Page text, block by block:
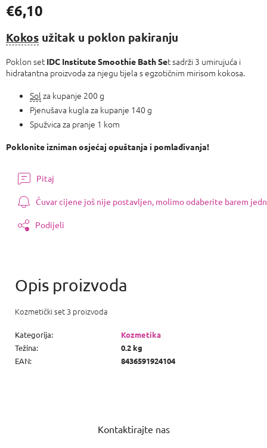
€6,10
Izmjeri
cijenu:
Kokos užitak u poklon pakiranju
Poklon set IDC Institute Smoothie Bath Set sadrži 3 umirujuća i
hidratantna proizvoda za njegu tijela s egzotičnim mirisom kokosa.
Sol za kupanje 200 g
Pjenušava kugla za kupanje 140 g
Spužvica za pranje 1 kom
Poklonite izniman osjećaj opuštanja i pomlađivanja!
Pitaj
Čuvar cijene još nije postavljen, molimo odaberite barem
Podijeli
Kozmetički set 3 proizvoda
Kategorija:
Kozmetika
Težina:
0.2 kg
EAN: 8436591924104
Kontaktirajte nas